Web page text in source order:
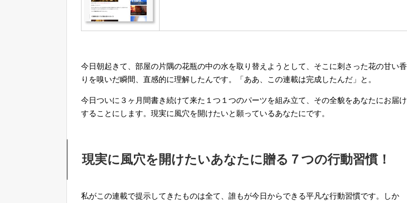
今日朝起きて、部屋の片隅の花瓶の中の水を取り替えようとして、そこに刺さった花の甘い香
りを嗅いだ瞬間、直感的に理解したんです。「ああ、この連載は完成したんだ」と。
今日ついに３ヶ月間書き続けて来た１つ１つのパーツを組み立て、その全貌をあなたにお届け
することにします。現実に風穴を開けたいと願っているあなたにです。
現実に風穴を開けたいあなたに贈る７つの行動習慣！
私がこの連載で提示してきたものは全て、誰もが今日からできる平凡な行動習慣です。しか